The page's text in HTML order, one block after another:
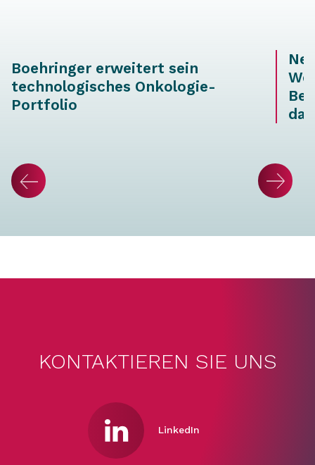
Boehringer erweitert sein
technologisches Onkologie-
Portfolio
KONTAKTIEREN SIE UNS
LinkedIn